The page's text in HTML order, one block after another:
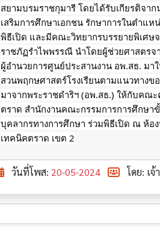
สยามบรมราชกุมารี โดยได้รับเกียรติจา
เสริมการศึกษาเอกชน รักษาการในตำแ
พิธีเปิด และมีคณะวิทยากรบรรยายพิเศษ
ราชภัฏรำไพพรรณี นำโดยผู้ช่วยศาสตร
ผู้อำนวยการศูนย์ประสานงาน อพ.สธ. มา
สวนพฤกษศาสตร์โรงเรียนตามแนวทางข
มาจากพระราชดำริฯ (อพ.สธ.) ให้กับคณ
ตราด สำนักงานคณะกรรมการการศึกษ
บุคลากรทางการศึกษา ร่วมพิธีเปิด ณ ห้อ
เทคนิคตราด เขต 2
วันที่โพส: 20-05-2024 โดย: เ